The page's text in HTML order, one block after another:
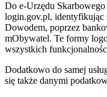
Do e-Urzędu
login.gov.pl, identyfikując
Dowodem, poprzez
mObywatel. Te formy
wszystkich
Dodatkowo do samej
się także danymi